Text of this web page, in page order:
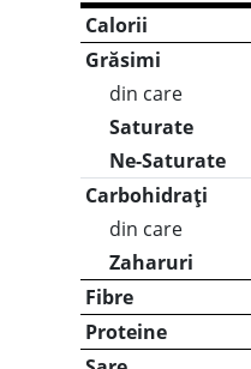
Calorii
Grăsimi
din care
Saturate
Ne-Saturate
Carbohidrați
din care
Zaharuri
Fibre
Proteine